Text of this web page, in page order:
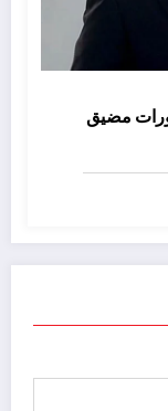
مضيق